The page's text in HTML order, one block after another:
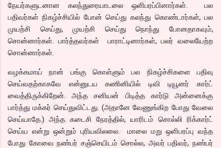
நேயர்களுடனான கலந்துரையாடலை ஒளிபரப்பினார்கள். பல
பதிவர்கள் நிகழ்ச்சியில் போன் செய்து கலந்து கொண்டார்கள், பல
முயற்சி செய்து, முயற்சி செய்து நொந்து போனதாகவும்,
சொன்னார்கள். பார்த்தவர்கள் பாராட்டினார்கள், பலர் வலையேற்ற
சொன்னார்கள்.
வழக்கமாய் நான் பங்கு கொள்ளும் பல நிகழ்ச்சிகளை பதிவு
செய்வதற்காகவே என்னுடய கணினியில் டிவி டியூனர் கார்ட்
வைத்திருக்கிறேன். அந்த சனியன் பிடித்த கார்டு அன்னைக்கு
பார்த்து மக்கர் செய்துவிட்டது. (அதானே வேணுங்கிற போது வேலை
செய்யாதே.) அந்த கடைசி நேரத்தில், யாரிடம் சொல்லி ரிக்கார்ட்
செய்ய என்று ஒன்றும் புரியவிலலை. மாலை மறு ஒளிபரப்பு வந்த
போது கோவை நண்பர் சஞ்செயிடம் சொல்ல, அவர் பதிவர், நண்பர்